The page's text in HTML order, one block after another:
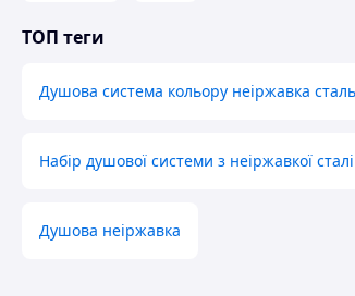
Висота виливу: 110 мм
Гарантія: 20 років
Верхній тропічний
ТОП теги
Душова система кольору неіржавка сталь
Набір душової системи з неіржавкої сталі
Душова неіржавка